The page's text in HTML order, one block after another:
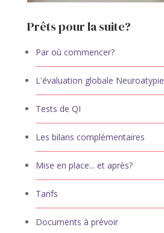
Prêts pour la suite?
Par où commencer?
L'évaluation globale Neuroatypie
Tests de QI
Les bilans complémentaires
Mise en place... et après?
Tarifs
Documents à prévoir